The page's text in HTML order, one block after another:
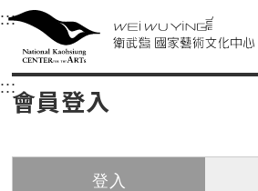
衛武營國家藝術文化中心
中央內容區塊，為本頁主要內容區。
:::選單連結區塊，此區塊列有本網
衛武營國家藝術文化
::: 中央內容區塊，為本頁主要內容
會員登入
登入